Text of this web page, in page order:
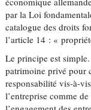
par la Loi
catalogue des droits
l’article 14 : «
Le principe est
patrimoine privé pour
responsabilité vis-à-
l’entreprise comme